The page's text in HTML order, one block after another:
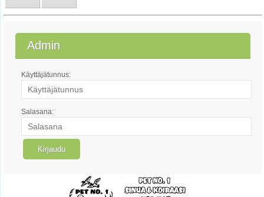
Admin
Käyttäjätunnus:
Salasana: